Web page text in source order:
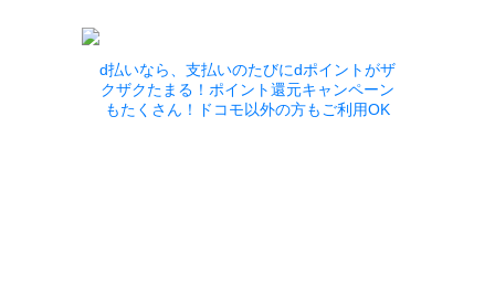
d払いなら、支払いのたびにdポイントがザ
クザクたまる！ポイント還元キャンペーン
もたくさん！ドコモ以外の方もご利用OK